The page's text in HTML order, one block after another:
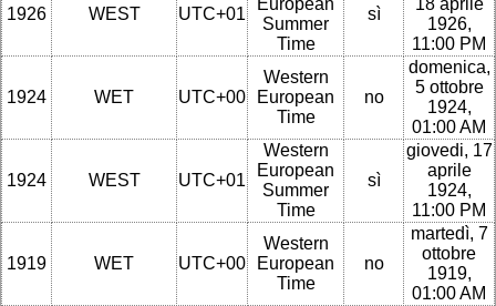
1926 WEST UTC+01
European
Summer
Time
sì
18 aprile
1926,
11:00 PM
1924 WET UTC+00
Western
European
Time
no
domenica,
5 ottobre
1924,
01:00 AM
1924 WEST UTC+01
Western
European
Summer
Time
sì
giovedi, 17
aprile
1924,
11:00 PM
1919 WET UTC+00
Western
European
Time
no
martedì, 7
ottobre
1919,
01:00 AM